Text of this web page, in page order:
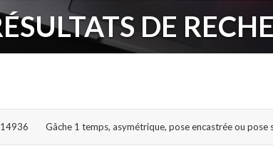
DE
Gâche 1 temps, asymétrique, pose encastrée ou